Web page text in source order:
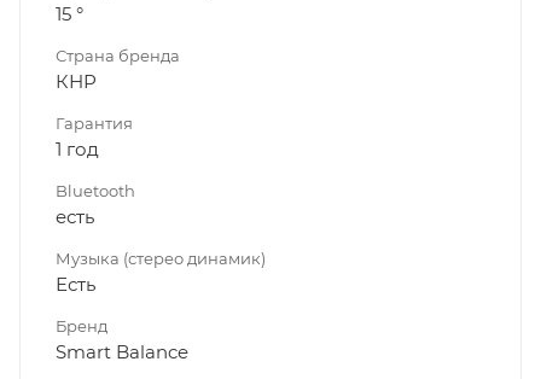
15 °
Страна бренда
КНР
Гарантия
1 год
Bluetooth
есть
Музыка (стерео динамик)
Есть
Бренд
Smart Balance